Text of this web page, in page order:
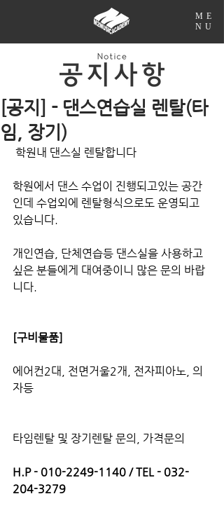
ME
NU
[공지] - 댄스연습실 렌탈(타
임, 장기)
학원내 댄스실 렌탈합니다
학원에서 댄스 수업이 진행되고있는 공간
인데 수업외에 렌탈형식으로도 운영되고
있습니다.
개인연습, 단체연습등 댄스실을 사용하고
싶은 분들에게 대여중이니 많은 문의 바랍
니다.
[구비물품]
에어컨2대, 전면거울2개, 전자피아노, 의
자등
타임렌탈 및 장기렌탈 문의, 가격문의
H.P - 010-2249-1140 / TEL - 032-
204-3279